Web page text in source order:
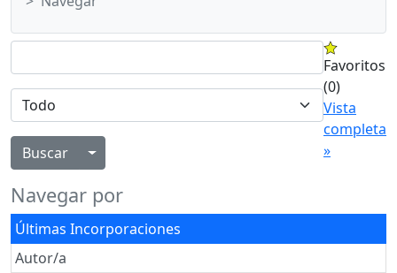
Alternar menú desplegable
Favoritos
(0)
Vista
completa
»
Navegar por
Últimas Incorporaciones
Autor/a